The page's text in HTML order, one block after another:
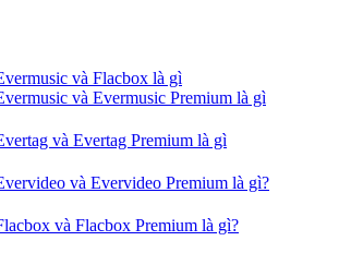
và Flacbox là gì
và Evermusic Premium là gì
và Evertag Premium là gì
và Evervideo Premium là gì?
và Flacbox Premium là gì?